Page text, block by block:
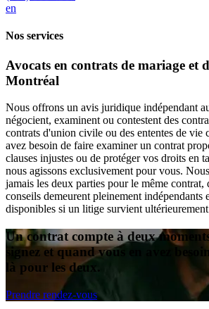
en
Nos services
Avocats en contrats de mariage et
Montréal
Nous offrons un avis juridique indépendant
négocient, examinent ou contestent des
contrats d'union civile ou des ententes de vie
avez besoin de faire examiner un contrat
clauses injustes ou de protéger vos droits en
nous agissons exclusivement pour vous.
jamais les deux parties pour le même contrat,
conseils demeurent pleinement indépendants
disponibles si un litige survient
Un contrat compte à deux
signez et quand vous en avez
là pour les deux.
Prendre rendez-vous